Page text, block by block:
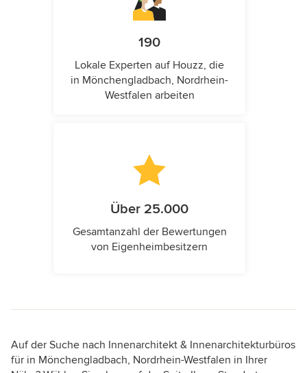
190
Lokale Experten auf Houzz, die
in Mönchengladbach, Nordrhein-
Westfalen arbeiten
Über 25.000
Gesamtanzahl der Bewertungen
von Eigenheimbesitzern
Auf der Suche nach Innenarchitekt & Innenarchitekturbüros
für in Mönchengladbach, Nordrhein-Westfalen in Ihrer